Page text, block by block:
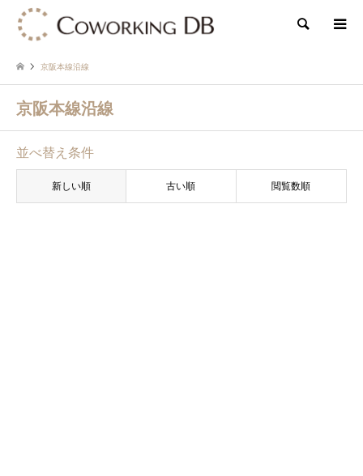
検索
京阪本線沿線
京阪本線沿線
並べ替え条件
新しい順 古い順 閲覧数順